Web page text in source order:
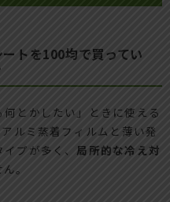
トを100均で買ってい
何とかしたい」ときに使える
ルミ蒸着フィルムと薄い発
プが多く、 局所的な冷え対
。